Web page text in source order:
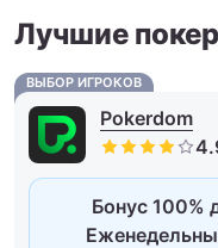
Лучшие
ВЫБОР ИГРОКОВ
Pokerdom
Бонус 100%